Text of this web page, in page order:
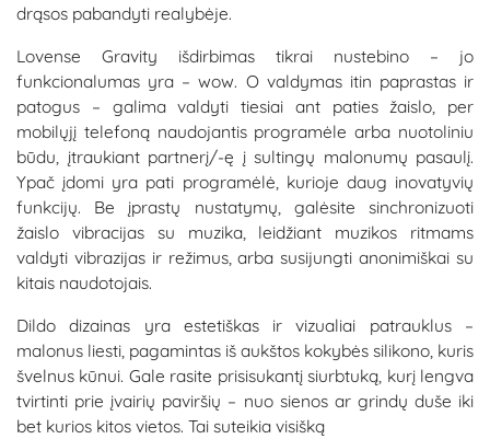
drąsos pabandyti realybėje.
Lovense Gravity išdirbimas tikrai nustebino – jo
funkcionalumas yra – wow. O valdymas itin paprastas ir
patogus – galima valdyti tiesiai ant paties žaislo, per
mobilųjį telefoną naudojantis programėle arba nuotoliniu
būdu, įtraukiant partnerį/-ę į sultingų malonumų pasaulį.
Ypač įdomi yra pati programėlė, kurioje daug inovatyvių
funkcijų. Be įprastų nustatymų, galėsite sinchronizuoti
žaislo vibracijas su muzika, leidžiant muzikos ritmams
valdyti vibrazijas ir režimus, arba susijungti anonimiškai su
kitais naudotojais.
Dildo dizainas yra estetiškas ir vizualiai patrauklus –
malonus liesti, pagamintas iš aukštos kokybės silikono, kuris
švelnus kūnui. Gale rasite prisisukantį siurbtuką, kurį lengva
tvirtinti prie įvairių paviršių – nuo sienos ar grindų duše iki
bet kurios kitos vietos. Tai suteikia visišką